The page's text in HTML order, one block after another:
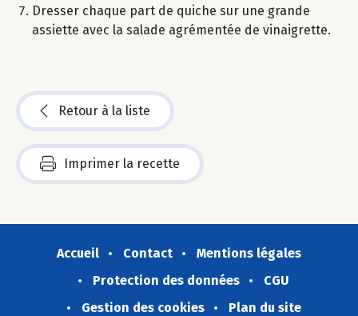
Dresser chaque part de quiche sur une grande
assiette avec la salade agrémentée de vinaigrette.
Retour à la liste
Imprimer la recette
Accueil Contact
Mentions légales
Protection des données
CGU
Gestion des cookies
Plan du site